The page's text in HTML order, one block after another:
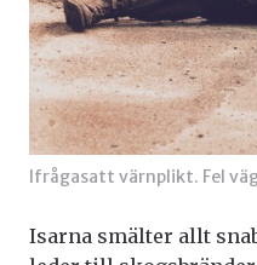
Ifrågasatt värnplikt. Fel
Isarna smälter allt